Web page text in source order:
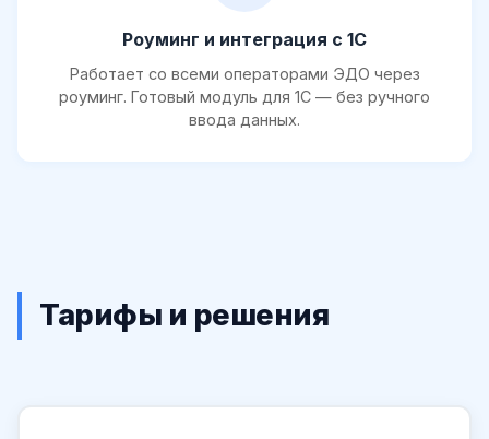
Роуминг и интеграция с 1С
Работает со всеми операторами ЭДО через
роуминг. Готовый модуль для 1С — без ручного
ввода данных.
Тарифы и решения